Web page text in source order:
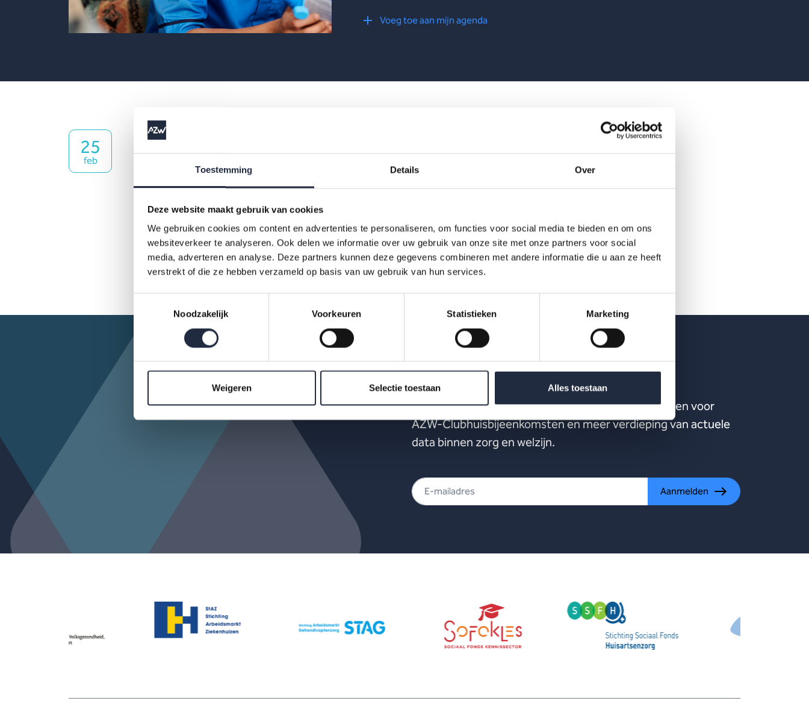
Toestemming Details Over
Deze website maakt gebruik van cookies
We gebruiken cookies om content en advertenties te personaliseren, om functies voor social media te bieden en om ons
websiteverkeer te analyseren. Ook delen we informatie over uw gebruik van onze site met onze partners voor social
media, adverteren en analyse. Deze partners kunnen deze gegevens combineren met andere informatie die u aan ze heeft
verstrekt of die ze hebben verzameld op basis van uw gebruik van hun services.
Noodzakelijk
Voorkeuren Statistieken Marketing
Weigeren Selectie toestaan Alles toestaan
Voeg toe aan mijn agenda
25
feb
Op de hoogte blijven?
Krijg als eerste de nieuwste publicaties, uitnodigingen voor
AZW-Clubhuisbijeenkomsten en meer verdieping van actuele
data binnen zorg en welzijn.
Aanmelden